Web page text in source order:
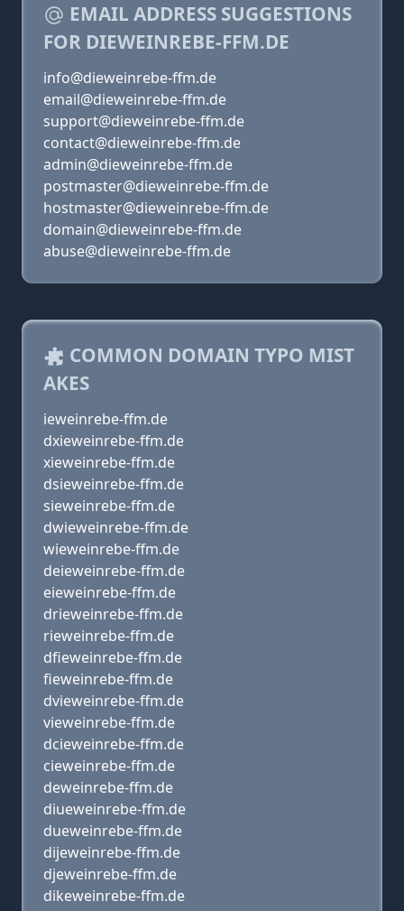
EMAIL ADDRESS SUGGESTIONS
FOR DIEWEINREBE-FFM.DE
info@dieweinrebe-ffm.de
email@dieweinrebe-ffm.de
support@dieweinrebe-ffm.de
contact@dieweinrebe-ffm.de
admin@dieweinrebe-ffm.de
postmaster@dieweinrebe-ffm.de
hostmaster@dieweinrebe-ffm.de
domain@dieweinrebe-ffm.de
abuse@dieweinrebe-ffm.de
COMMON DOMAIN TYPO MIST
AKES
ieweinrebe-ffm.de
dxieweinrebe-ffm.de
xieweinrebe-ffm.de
dsieweinrebe-ffm.de
sieweinrebe-ffm.de
dwieweinrebe-ffm.de
wieweinrebe-ffm.de
deieweinrebe-ffm.de
eieweinrebe-ffm.de
drieweinrebe-ffm.de
rieweinrebe-ffm.de
dfieweinrebe-ffm.de
fieweinrebe-ffm.de
dvieweinrebe-ffm.de
vieweinrebe-ffm.de
dcieweinrebe-ffm.de
cieweinrebe-ffm.de
deweinrebe-ffm.de
diueweinrebe-ffm.de
dueweinrebe-ffm.de
dijeweinrebe-ffm.de
djeweinrebe-ffm.de
dikeweinrebe-ffm.de